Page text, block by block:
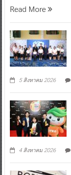
Read More
5 สิงหาคม 2026
4 สิงหาคม 2026